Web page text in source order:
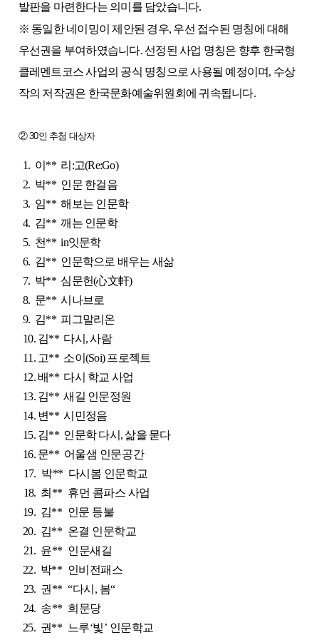
발판을 마련한다는 의미를 담았습니다.
※ 동일한 네이밍이 제안된 경우, 우선 접수된 명칭에 대해
우선권을 부여하였습니다. 선정된 사업 명칭은 향후 한국형
클레멘트코스 사업의 공식 명칭으로 사용될 예정이며, 수상
작의 저작권은 한국문화예술위원회에 귀속됩니다.
② 30인 추첨 대상자
1. 이** 리:고(Re:Go)
2. 박** 인문 한걸음
3. 임** 해보는 인문학
4. 김** 깨는 인문학
5. 천** in잇문학
6. 김** 인문학으로 배우는 새삶
7. 박** 심문헌(心文軒)
8. 문** 시나브로
9. 김** 피그말리온
10. 김** 다시, 사람
11. 고** 소이(Soi) 프로젝트
12. 배** 다시 학교 사업
13. 김** 새길 인문정원
14. 변** 시민정음
15. 김** 인문학 다시, 삶을 묻다
16. 문** 어울샘 인문공간
17. 박** 다시봄 인문학교
18. 최** 휴먼 콤파스 사업
19. 김** 인문 등불
20. 김** 온결 인문학교
21. 윤** 인문새길
22. 박** 인비전패스
23. 권** “다시, 봄“
24. 송** 희문당
25. 권** 느루‘빛’ 인문학교